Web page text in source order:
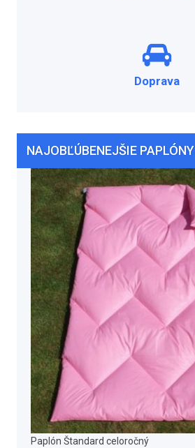
Doprava
NAJOBĽÚBENEJŠIE PAPLÓNY
Paplón Štandard celoročný